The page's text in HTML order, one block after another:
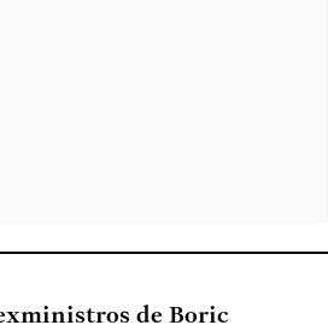
de Boric